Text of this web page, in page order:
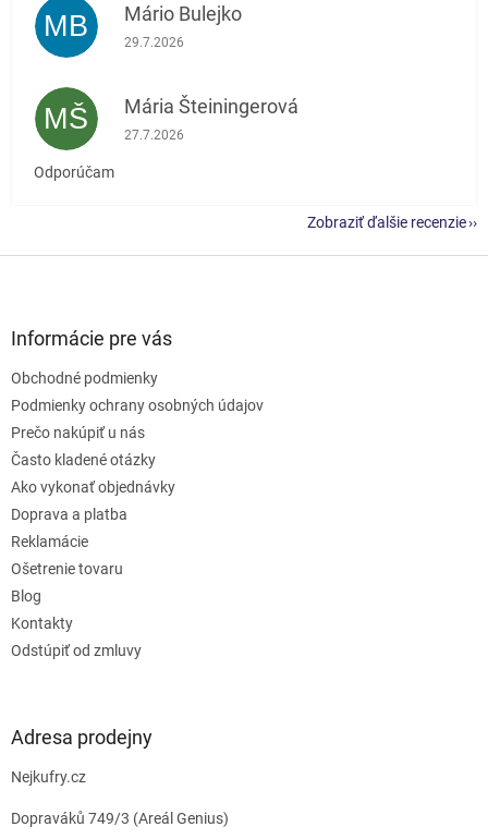
MB Mário Bulejko
Hodnotenie obchodu je 5 z 5 hviezdičiek.
29.7.2026
MŠ Mária Šteiningerová
Hodnotenie obchodu je 5 z 5 hviezdičiek.
27.7.2026
Odporúčam
Zobraziť ďalšie recenzie
Informácie pre vás
Obchodné podmienky
Podmienky ochrany osobných údajov
Prečo nakúpiť u nás
Často kladené otázky
Ako vykonať objednávky
Doprava a platba
Reklamácie
Ošetrenie tovaru
Blog
Kontakty
Odstúpiť od zmluvy
Adresa prodejny
Nejkufry.cz
Dopraváků 749/3 (Areál Genius)